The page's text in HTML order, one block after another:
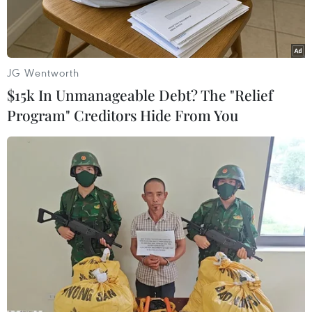
Bà Ursula von der Leyen đọc thông điệp liên minh. (Nguồn:
AFP/TTXVN)
Ngày 15/9, Chủ tịch Ủy ban châu Âu (EC) Ursula
von der Leyen đã đọc Thông điệp liên minh,
trong đó đề cập đến một loạt vấn đề nóng, từ
vấn đề tiêm vaccine ngừa COVID-19, chống biến
JG Wentworth
$15k In Unmanageable Debt? The "Relief
Program" Creditors Hide From You